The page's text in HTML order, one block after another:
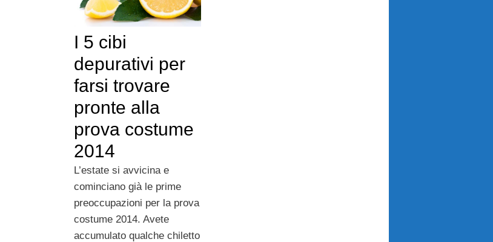
I 5 cibi
depurativi per
farsi trovare
pronte alla
prova costume
2014
L’estate si avvicina e
cominciano già le prime
preoccupazioni per la prova
costume 2014. Avete
accumulato qualche chiletto